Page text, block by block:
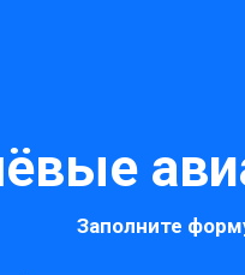
Заполните